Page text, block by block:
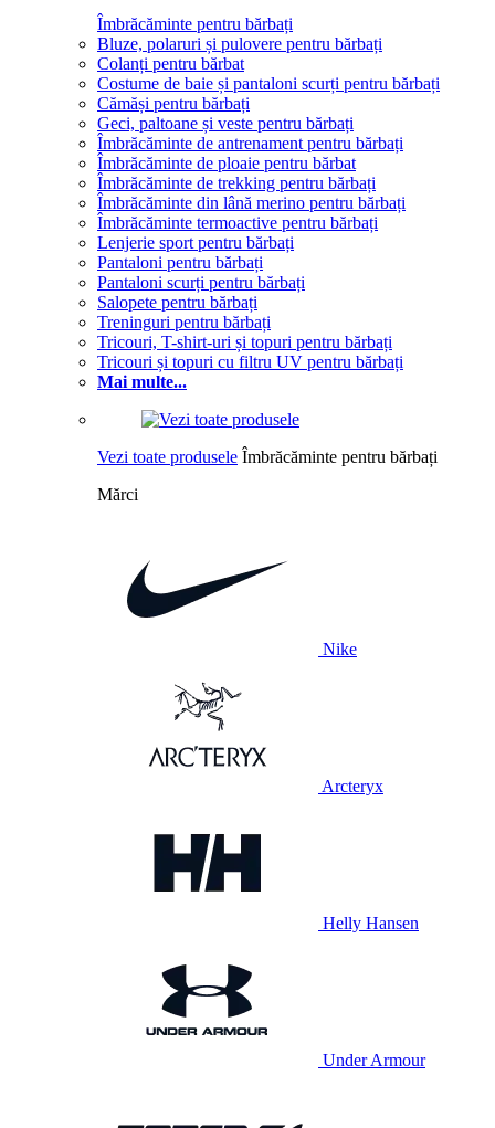
Îmbrăcăminte pentru bărbați
Bluze, polaruri și pulovere pentru bărbați
Colanți pentru bărbat
Costume de baie și pantaloni scurți pentru bărbați
Cămăși pentru bărbați
Geci, paltoane și veste pentru bărbați
Îmbrăcăminte de antrenament pentru bărbați
Îmbrăcăminte de ploaie pentru bărbat
Îmbrăcăminte de trekking pentru bărbați
Îmbrăcăminte din lână merino pentru bărbați
Îmbrăcăminte termoactive pentru bărbați
Lenjerie sport pentru bărbați
Pantaloni pentru bărbați
Pantaloni scurți pentru bărbați
Salopete pentru bărbați
Treninguri pentru bărbați
Tricouri, T-shirt-uri și topuri pentru bărbați
Tricouri și topuri cu filtru UV pentru bărbați
Mai multe...
Vezi toate produsele Îmbrăcăminte pentru bărbați
Mărci
Nike
Arcteryx
Helly Hansen
Under Armour